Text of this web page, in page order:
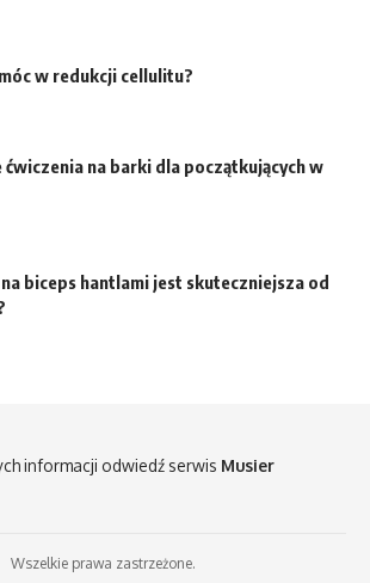
w redukcji cellulitu?
ćwiczenia na barki dla początkujących w
biceps hantlami jest skuteczniejsza od
informacji odwiedź serwis Musier
Wszelkie prawa zastrzeżone.